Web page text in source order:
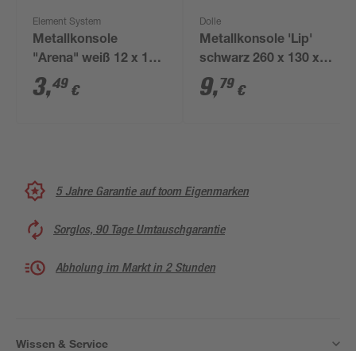
Element System
Metallkonsole
"Arena" weiß 12 x 17
cm
3,49 €
Dolle
Metallkonsole 'Lip'
schwarz 260 x 130 x
30 mm
9,79 €
5 Jahre Garantie auf toom Eigenmarken
Sorglos, 90 Tage Umtauschgarantie
Abholung im Markt in 2 Stunden
Wissen & Service